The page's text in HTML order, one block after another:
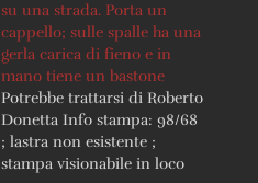
su una strada. Porta un
cappello; sulle spalle ha una
gerla carica di fieno e in
mano tiene un bastone
Potrebbe trattarsi di Roberto
Donetta Info stampa: 98/68
; lastra non esistente ;
stampa visionabile in loco